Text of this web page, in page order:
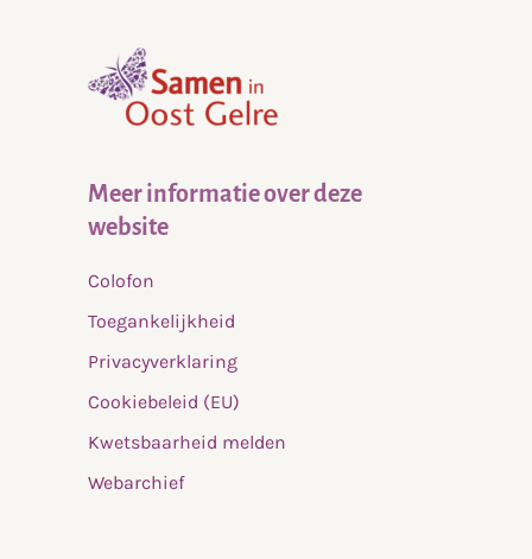
Meer informatie over deze
website
Colofon
Toegankelijkheid
Privacyverklaring
Cookiebeleid (EU)
Kwetsbaarheid melden
Webarchief